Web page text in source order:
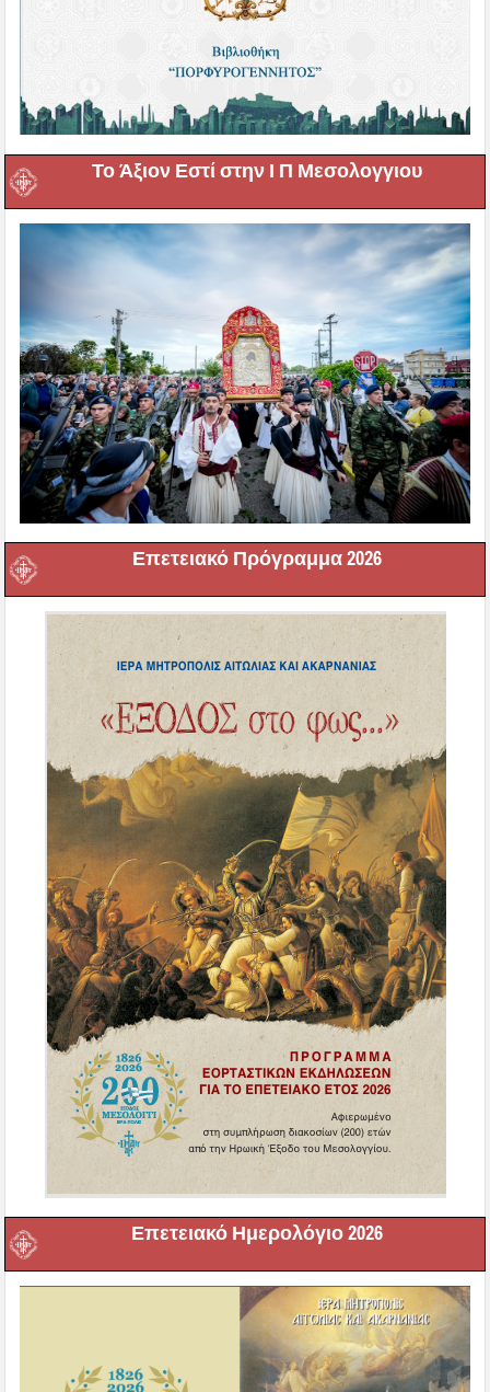
Το Άξιον Εστί στην Ι Π Μεσολογγιου
Επετειακό Πρόγραμμα 2026
Επετειακό Ημερολόγιο 2026